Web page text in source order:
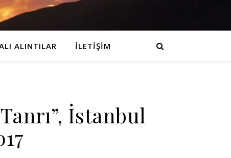
ALINTILAR İLETIŞIM
İstanbul